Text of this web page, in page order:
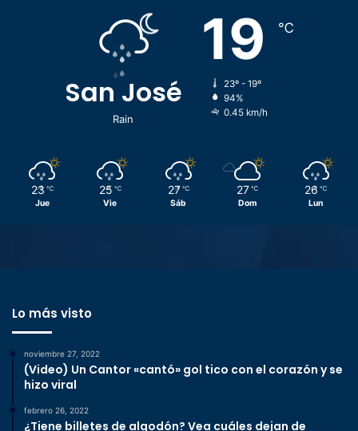
San José
Rain
19 ℃
23º - 19º
94%
0.45 km/h
23 ℃
Jue
25 ℃
Vie
27 ℃
Sáb
27 ℃
Dom
26 ℃
Lun
Lo más visto
noviembre 27, 2022
(Video) Un Cantor «cantó» gol tico con el corazón y se
hizo viral
febrero 26, 2022
¿Tiene billetes de algodón? Vea cuáles dejan de